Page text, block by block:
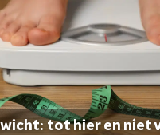
tot hier en niet